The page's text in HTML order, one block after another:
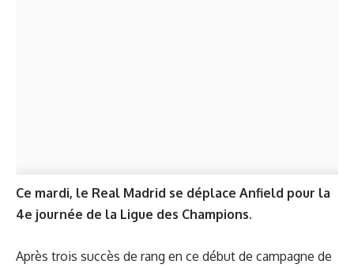
Ce mardi, le Real Madrid se déplace Anfield pour la
4e journée de la Ligue des Champions.
Après trois succès de rang en ce début de campagne de